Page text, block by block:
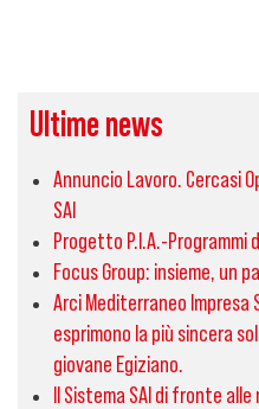
Ultime news
Annuncio Lavoro. Cercasi
SAI
Progetto P.I.A.-
Focus Group: insieme, un
Arci Mediterraneo Impresa
esprimono la più sincera
giovane Egiziano.
Il Sistema SAI di fronte